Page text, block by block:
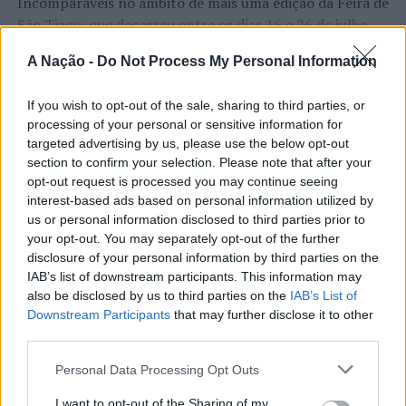
A Nação - Do Not Process My Personal Information
If you wish to opt-out of the sale, sharing to third parties, or
processing of your personal or sensitive information for
targeted advertising by us, please use the below opt-out
section to confirm your selection. Please note that after your
opt-out request is processed you may continue seeing
interest-based ads based on personal information utilized by
us or personal information disclosed to third parties prior to
your opt-out. You may separately opt-out of the further
disclosure of your personal information by third parties on the
IAB’s list of downstream participants. This information may
also be disclosed by us to third parties on the IAB’s List of
Downstream Participants that may further disclose it to other
Personal Data Processing Opt Outs
São Tiago, que decorreu entre os dias 16 e 26 de julho,
certames populares de Portugal. Com origens medievais
tradição, atividade económica, comércio, gastronomia,
animação cultural e divulgação empresarial,
constituindo um dos principais momentos de promoção
do município e da Beira Interior.
Para António Carlos, o crescimento alcançado ao longo
dos últimos anos representa o cumprimento dos
objetivos que traçou quando iniciou o seu percurso no
setor imobiliário. O empresário considera que o
reconhecimento conquistado resulta da proximidade
com a comunidade e da capacidade de apoiar não apenas
compradores e vendedores, mas também iniciativas
locais e projetos de desenvolvimento regional. Segundo
CONTINUAR A LER
ATUALIDADE
Rio de Janeiro: Governo do Estado
propõe parceria com a FUNCEX para
“reforçar inteligência sobre
comércio exterior”
Publicado 14 horas atrás on 06/08/2026